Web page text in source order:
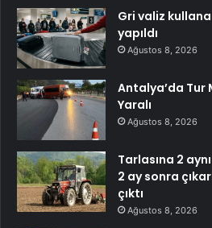
Gri valiz
yapıldı
Ağustos 8, 2026
Antalya’da Tur
Yaralı
Ağustos 8, 2026
Tarlasına 2
2 ay sonra
çıktı
Ağustos 8, 2026